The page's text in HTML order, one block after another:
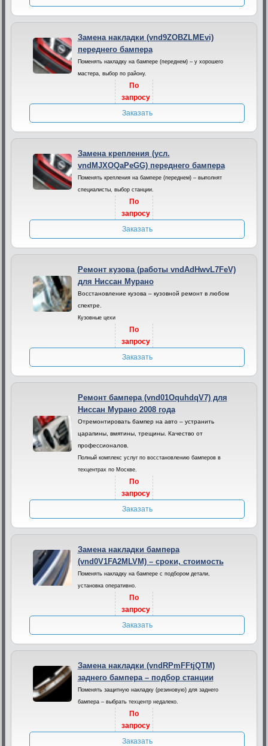
Замена накладки (vnd9ZOBZLMEvi)
переднего бампера
Поменять накладку на бампере (переднем) – у хорошего
мастера, выбор по району.
По
запросу
Заказать
Замена крепления (усл.
vndMJXOQaPeGG) переднего бампера
Поменять крепления на бампере (переднем) – выполнят
специалисты, выбор станции.
По
запросу
Заказать
Ремонт кузова (работы vndAdHwvL7FeV)
для Ниссан Мурано
Восстановление кузова – кузовной ремонт в любом
спектре.
Кузовные цехи
По
запросу
Заказать
Ремонт бампера (vnd01OquhdqV7) для
Ниссан Мурано 2008 года
Отремонтировать бампер на авто – устранить
царапины, вмятины, трещины. Качество от
профессионалов.
Полный комплекс услуг по восстановлению бамперов в
техцентрах по Москве.
По
запросу
Заказать
Замена накладки бампера
(vnd0V1FA2MLVM) – сроки, стоимость
Поменять накладку на бампере с подбором детали,
установка оперативно.
По
запросу
Заказать
Замена накладки (vndRPmFFtjQTM)
заднего бампера – подбор станции
Поменять защитную накладку (резиновую) для заднего
бампера – выбрать техцентр недалеко.
По
запросу
Заказать